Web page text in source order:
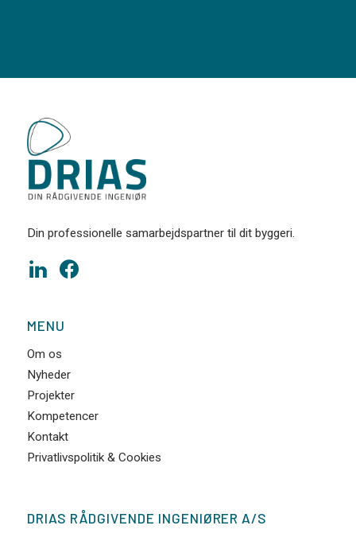
Din professionelle samarbejdspartner til dit byggeri.
MENU
Om os
Nyheder
Projekter
Kompetencer
Kontakt
Privatlivspolitik & Cookies
DRIAS RÅDGIVENDE INGENIØRER A/S